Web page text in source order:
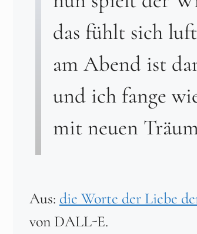
das fühlt sich
am Abend ist
und ich fange
mit neuen
Aus: die Worte der Liebe
von DALL-E.